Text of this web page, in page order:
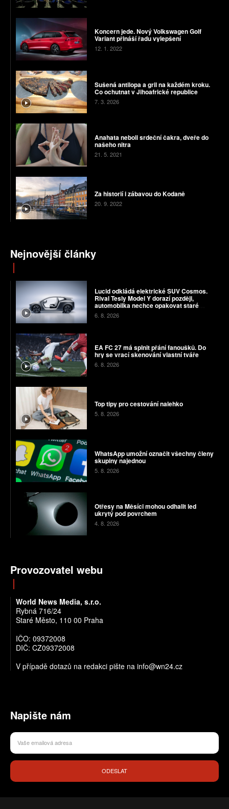
Koncern jede. Nový Volkswagen Golf
Variant přináší řadu vylepšení
12. 1. 2022
Sušená antilopa a gril na každém kroku.
Co ochutnat v Jihoafrické republice
7. 3. 2026
Anahata neboli srdeční čakra, dveře do
našeho nitra
21. 5. 2021
Za historií i zábavou do Kodaně
20. 9. 2022
Nejnovější články
Lucid odkládá elektrické SUV Cosmos.
Rival Tesly Model Y dorazí později,
automobilka nechce opakovat staré
chyby
6. 8. 2026
EA FC 27 má splnit přání fanoušků. Do
hry se vrací skenování vlastní tváře
6. 8. 2026
Top tipy pro cestování nalehko
5. 8. 2026
WhatsApp umožní označit všechny členy
skupiny najednou
5. 8. 2026
Otřesy na Měsíci mohou odhalit led
ukrytý pod povrchem
4. 8. 2026
Provozovatel webu
World News Media, s.r.o.
Rybná 716/24
Staré Město, 110 00 Praha
IČO: 09372008
DIČ: CZ09372008
V případě dotazů na redakci pište na info@wn24.cz
Napište nám
ODESLAT